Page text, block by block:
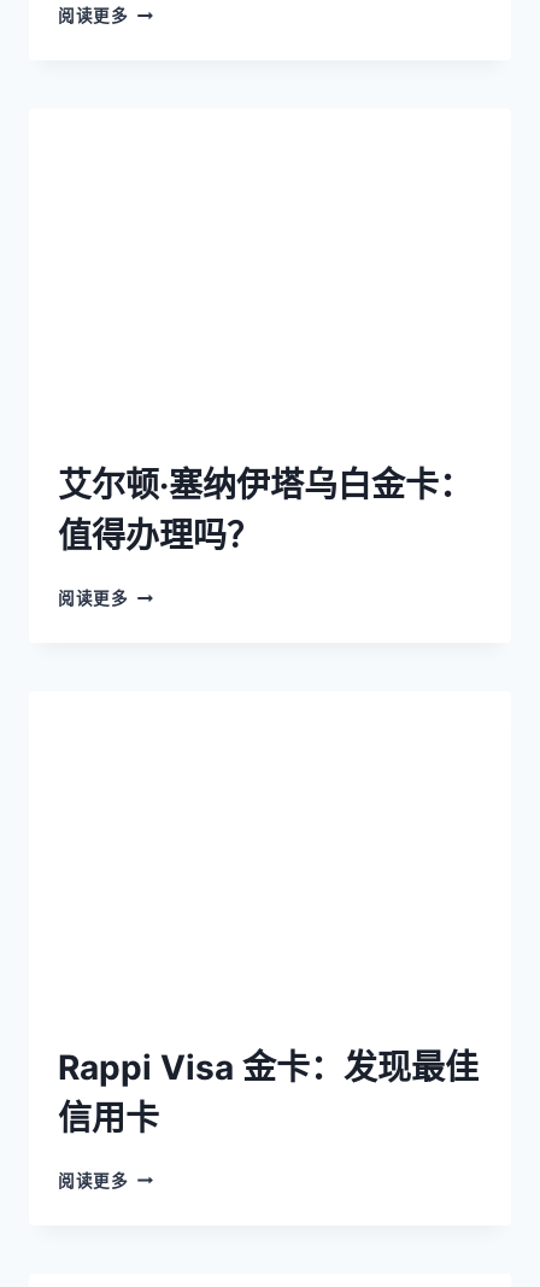
阅读更多
艾尔顿·塞纳伊塔乌白金卡：
值得办理吗？
阅读更多
Rappi Visa 金卡：发现最佳
信用卡
阅读更多